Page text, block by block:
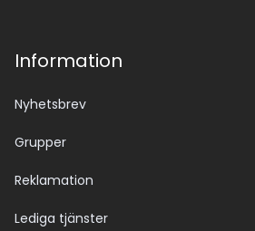
Information
Nyhetsbrev
Grupper
Reklamation
Lediga tjänster